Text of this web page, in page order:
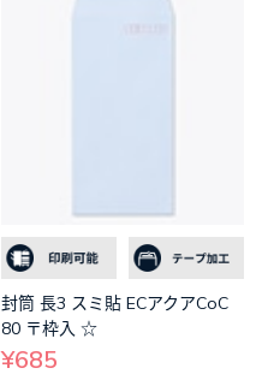
封筒 長3 スミ貼 ECアクアCoC
80 〒枠入 ☆
¥685